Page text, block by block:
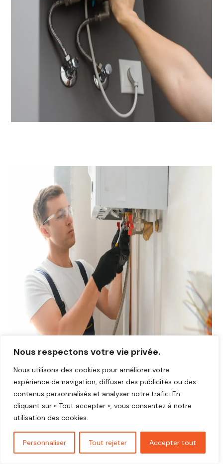
Nous respectons votre vie privée.
Nous utilisons des cookies pour améliorer votre
expérience de navigation, diffuser des publicités ou des
contenus personnalisés et analyser notre trafic. En
cliquant sur « Tout accepter », vous consentez à notre
utilisation des cookies.
Personnaliser Tout rejeter Accepter tout
Avis plombier Suzay 27420
Vous cherchez un plombier fiable et réactif dansSuzay
27420?
Découvrez les avis de nos clients satisfaits qui ont
Nos artisans plombiers interviennent pour toutes vos
urgences,